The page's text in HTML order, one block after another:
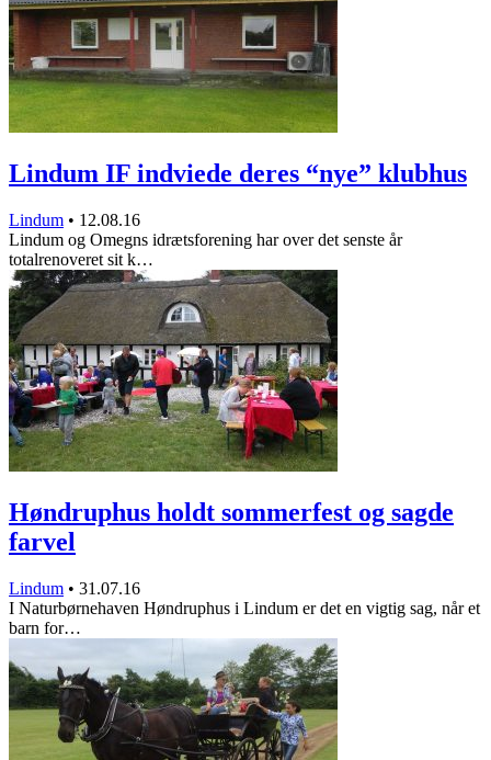
Lindum IF indviede deres “nye” klubhus
Lindum • 12.08.16
Lindum og Omegns idrætsforening har over det senste år
totalrenoveret sit k…
Høndruphus holdt sommerfest og sagde
farvel
Lindum • 31.07.16
I Naturbørnehaven Høndruphus i Lindum er det en vigtig sag, når et
barn for…